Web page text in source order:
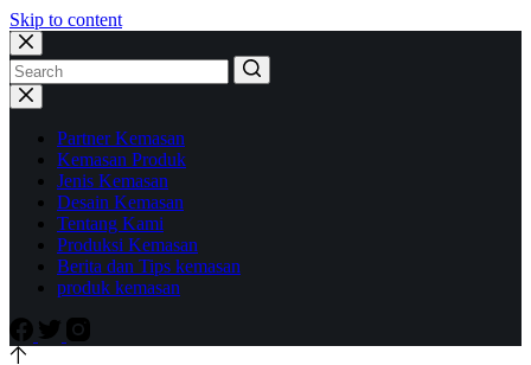
Skip to content
Partner Kemasan
Kemasan Produk
Jenis Kemasan
Desain Kemasan
Tentang Kami
Produksi Kemasan
Berita dan Tips kemasan
produk kemasan